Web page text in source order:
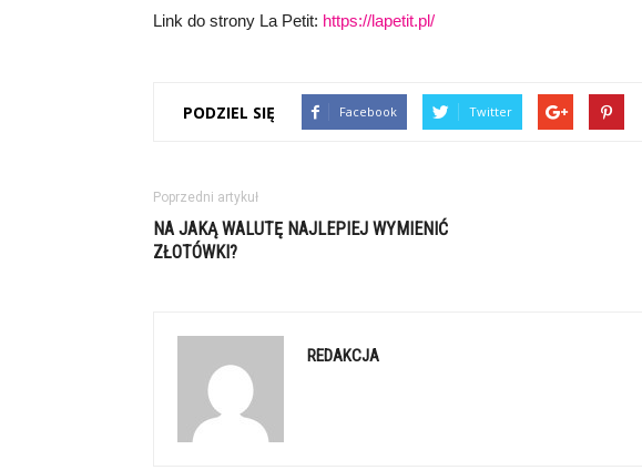
Link do strony La Petit: https://lapetit.pl/
PODZIEL SIĘ Facebook Twitter
Poprzedni artykuł
NA JAKĄ WALUTĘ NAJLEPIEJ WYMIENIĆ
ZŁOTÓWKI?
REDAKCJA